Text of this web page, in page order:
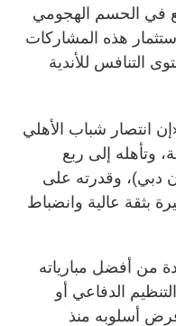
في الحسم الهجومي
هذه المشاركات
التنافس للأندية
انتصار شباب الأهلي
وتأهله إلى ربع
دبي)، وقدرته على
بثقة عالية وانضباط
من أفضل مبارياته
الدفاعي أو
فرض أسلوبه منذ